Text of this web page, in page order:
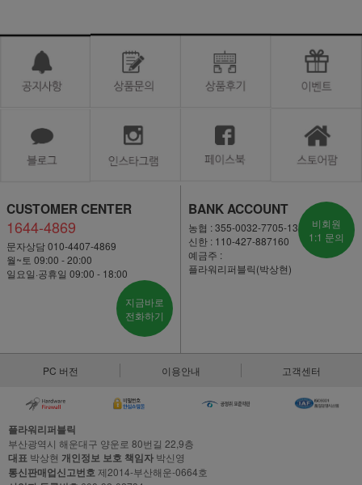
CUSTOMER CENTER
1644-4869
문자상담 010-4407-4869
월~토 09:00 - 20:00
일요일·공휴일 09:00 - 18:00
지금바로
전화하기
BANK ACCOUNT
농협 : 355-0032-7705-13
신한 : 110-427-887160
예금주 :
플라워리퍼블릭(박상현)
비회원
1:1 문의
PC 버전 이용안내 고객센터
플라워리퍼블릭
부산광역시 해운대구 양운로 80번길 22,9층
대표 박상현 개인정보 보호 책임자 박신영
통신판매업신고번호제2014-부산해운-0664호